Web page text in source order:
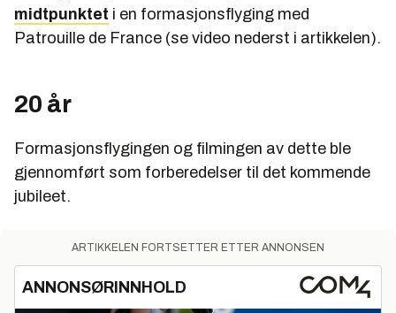
midtpunktet i en formasjonsflyging med
Patrouille de France (se video nederst i artikkelen).
20 år
Formasjonsflygingen og filmingen av dette ble
gjennomført som forberedelser til det kommende
jubileet.
ARTIKKELEN FORTSETTER ETTER ANNONSEN
ANNONSØRINNHOLD